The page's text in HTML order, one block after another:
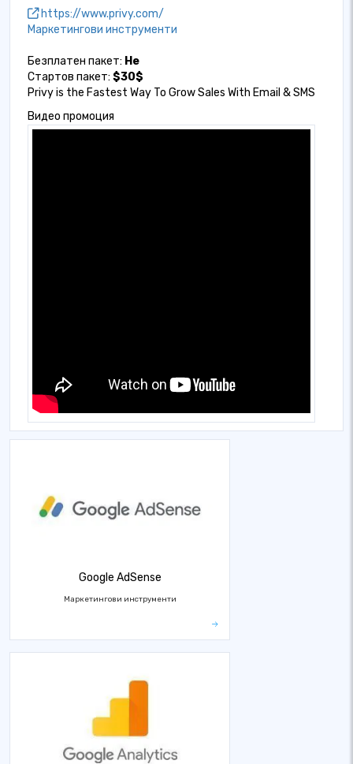
https://www.privy.com/
Маркетингови инструменти
Безплатен пакет: Не
Стартов пакет: $30$
Privy is the Fastest Way To Grow Sales With Email & SMS
Видео промоция
Google AdSense
Маркетингови инструменти